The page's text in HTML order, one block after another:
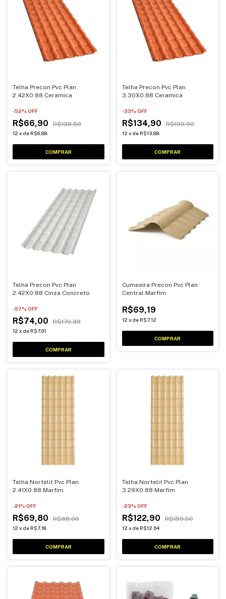
Telha Precon Pvc Plan
2.42X0.88 Ceramica
-52% OFF
R$66,90 R$138,50
12 x de R$6,88
Telha Precon Pvc Plan
3.30X0.88 Ceramica
-33% OFF
R$134,90 R$199,90
12 x de R$13,88
Telha Precon Pvc Plan
2.42X0.88 Cinza Concreto
-57% OFF
R$74,00 R$170,39
12 x de R$7,61
Cumeeira Precon Pvc Plan
Central Marfim
R$69,19
12 x de R$7,12
Telha Nortelit Pvc Plan
2.41X0.88 Marfim
-21% OFF
R$69,80 R$88,00
12 x de R$7,18
Telha Nortelit Pvc Plan
3.29X0.88 Marfim
-23% OFF
R$122,90 R$159,00
12 x de R$12,64